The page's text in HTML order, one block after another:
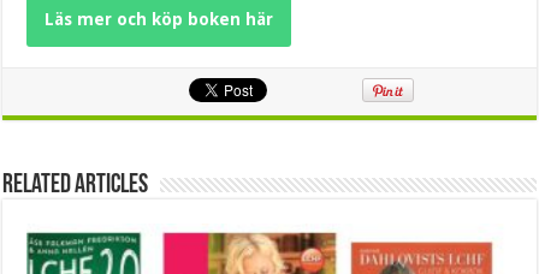
Läs mer och köp boken här
Related Articles